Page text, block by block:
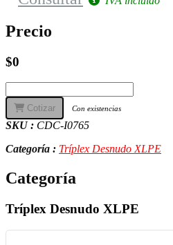
Precio
$0
Cotizar Con existencias
SKU : CDC-I0765
Categoría : Tríplex Desnudo XLPE
Categoría
Tríplex Desnudo XLPE